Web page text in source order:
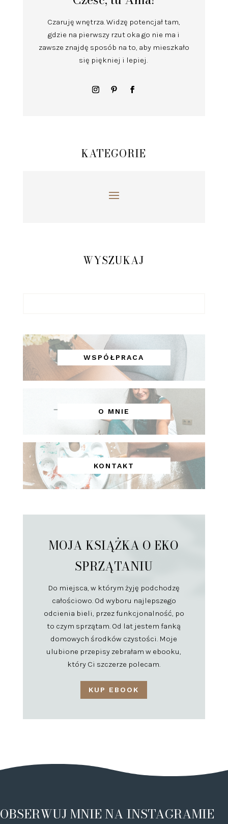
Czaruję wnętrza.Widzę potencjał tam,
gdzie na pierwszy rzut oka go nie ma i
zawsze znajdę sposób na to, aby mieszkało
się piękniej i lepiej.
KATEGORIE
WYSZUKAJ
WSPÓŁPRACA
O MNIE
KONTAKT
MOJA KSIĄŻKA O EKO
SPRZĄTANIU
Do miejsca, w którym żyję podchodzę
całościowo. Od wyboru najlepszego
odcienia bieli, przez funkcjonalność, po
to czym sprzątam. Od lat jestem fanką
domowych środków czystości. Moje
ulubione przepisy zebrałam w ebooku,
który Ci szczerze polecam.
KUP EBOOK
OBSERWUJ MNIE NA INSTAGRAMIE